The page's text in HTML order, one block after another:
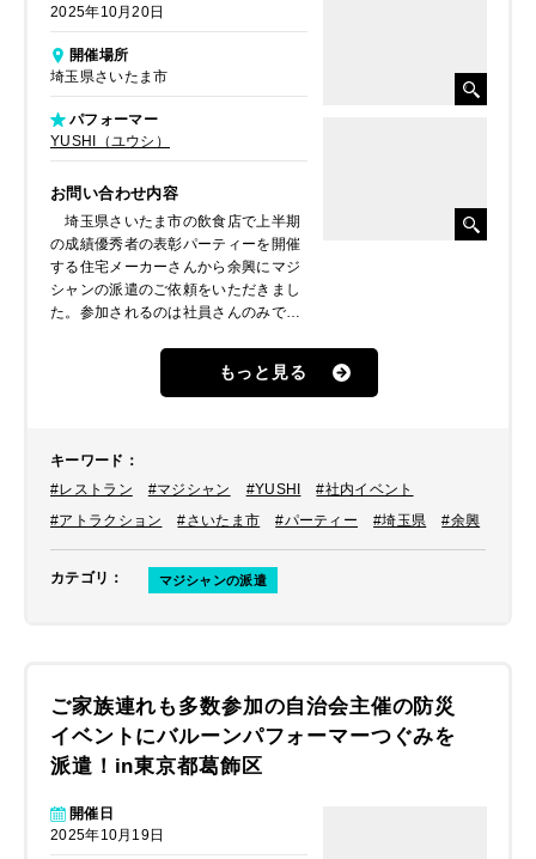
2025年10月20日
開催場所
埼玉県さいたま市
パフォーマー
YUSHI（ユウシ）
お問い合わせ内容
埼玉県さいたま市の飲食店で上半期
の成績優秀者の表彰パーティーを開催
する住宅メーカーさんから余興にマジ
シャンの派遣のご依頼をいただきまし
た。参加されるのは社員さんのみで、
るパーティーで景気付けに盛り上げて
ほしいということでした。何名かマジ
シャンをご提案したところ、テレビ番
が選ばれ、派遣することとなりまし
た。
もっと見る
キーワード ：
#レストラン
#マジシャン #YUSHI
#社内イベント
#アトラクション
#さいたま市 #パーティー #埼玉県 #余興
カテゴリ ： マジシャンの派遣
ご家族連れも多数参加の自治会主催の防災
イベントにバルーンパフォーマーつぐみを
派遣！in東京都葛飾区
開催日
2025年10月19日